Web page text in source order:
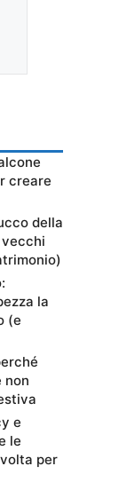
creare
della
vecchi
la
(e
non
e
le
per